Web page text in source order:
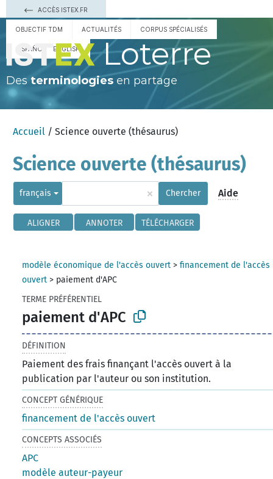
ACCÈS ISTEX.FR
OBJECTIF TDM ACTUALITÉS CORPUS SPÉCIALISÉS
ESPAÑOL ENGLISH Loterre
Des terminologies en partage
Accueil / Science ouverte (thésaurus)
Science ouverte (thésaurus)
français × Chercher Aide
ALIGNER ANNOTER TÉLÉCHARGER
modèle économique de l'accès ouvert >financement de l'accès
ouvert > paiement d'APC
TERME PRÉFÉRENTIEL
paiement d'APC
DÉFINITION
Paiement des frais finançant l'accès ouvert à la
publication par l'auteur ou son institution.
CONCEPT GÉNÉRIQUE
financement de l'accès ouvert
CONCEPTS ASSOCIÉS
APC
modèle auteur-payeur